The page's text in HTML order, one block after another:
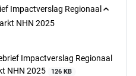
Impactverslag Regionaal
NHN 2025
Impactverslag Regionaal
NHN 2025
126 KB